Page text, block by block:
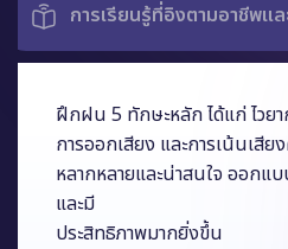
รูปแบบเกมที่หลากหลาย คร
ฝึกฝน 5 ทักษะหลัก ได้แก่ ไว
การออกเสียง และการเน้นเสี
หลากหลายและน่าสนใจ ออกแ
และมี
ประสิทธิภาพมากยิ่งขึ้น